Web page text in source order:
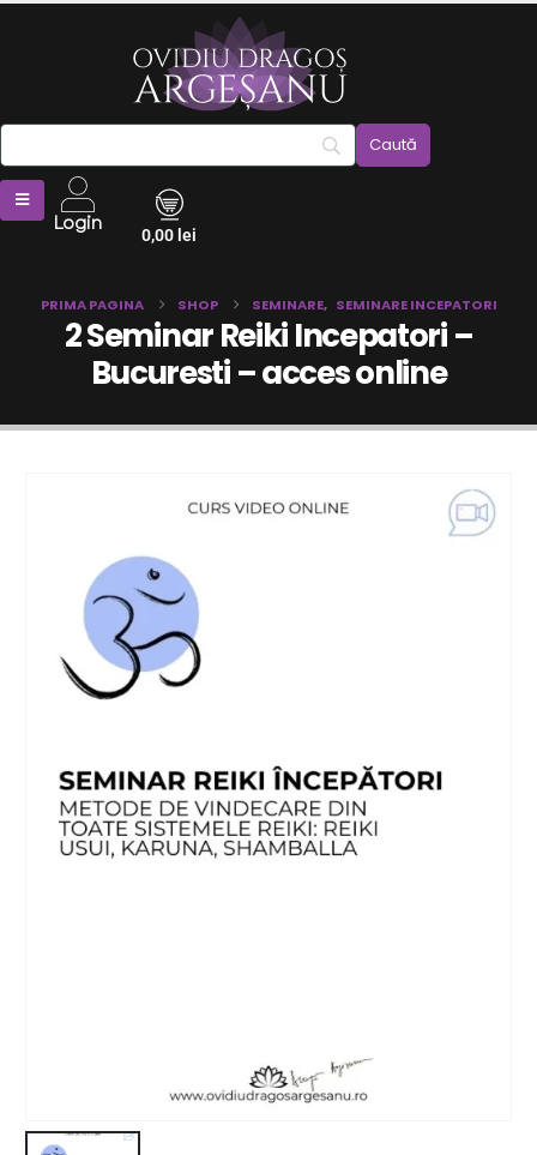
Login 0,00 lei
PRIMA PAGINA SHOP SEMINARE, SEMINARE INCEPATORI
2 Seminar Reiki Incepatori –
Bucuresti – acces online